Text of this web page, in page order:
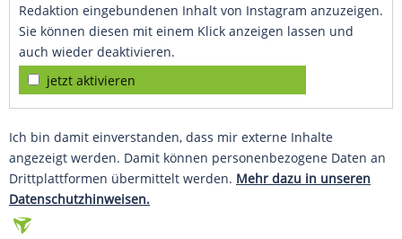
Redaktion eingebundenen Inhalt von Instagram anzuzeigen.
Sie können diesen mit einem Klick anzeigen lassen und
auch wieder deaktivieren.
jetzt aktivieren
Ich bin damit einverstanden, dass mir externe Inhalte
angezeigt werden. Damit können personenbezogene Daten an
Drittplattformen übermittelt werden. Mehr dazu in unseren
Datenschutzhinweisen.